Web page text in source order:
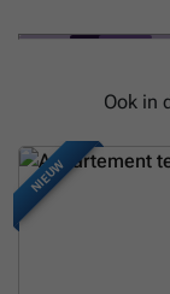
Ook in
NIEUW